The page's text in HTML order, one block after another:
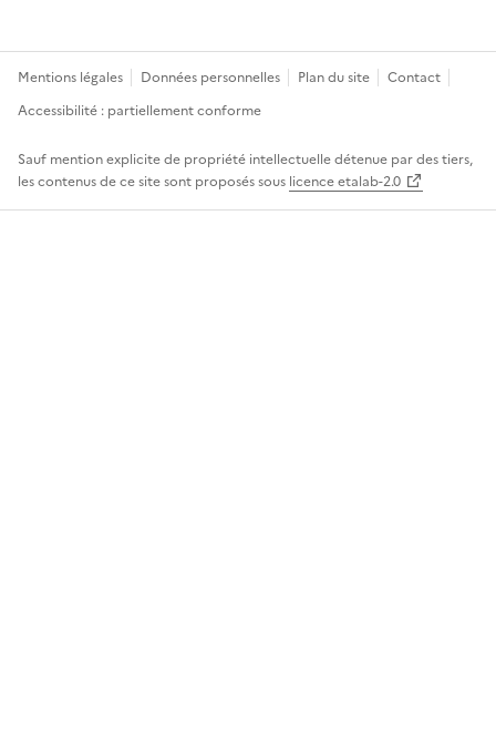
Mentions légales Données personnelles Plan du site
Contact
Accessibilité : partiellement conforme
Sauf mention explicite de propriété intellectuelle détenue par des tiers,
les contenus de ce site sont proposés sous licence etalab-2.0